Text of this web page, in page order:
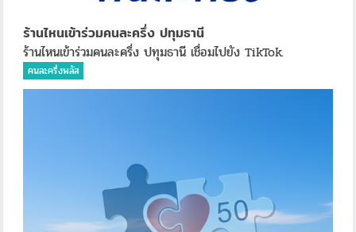
ร้านไหนเข้าร่วมคนละครึ่ง ปทุมธานี
ร้านไหนเข้าร่วมคนละครึ่ง ปทุมธานี เชื่อมไปยัง TikTok.
คนละครึ่งพลัส